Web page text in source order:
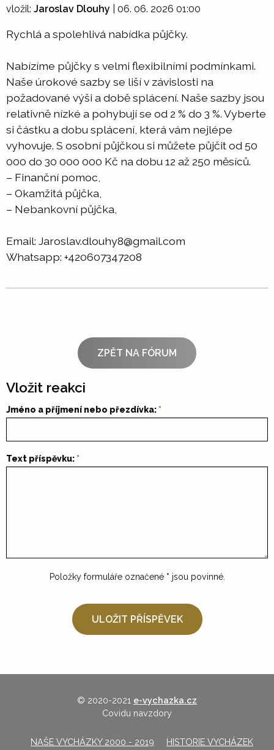
vložil: Jaroslav Dlouhy 06. 06. 2026 01:00
Rychlá a spolehlivá nabídka půjčky.
Nabízíme půjčky s velmi flexibilními podmínkami.
Naše úrokové sazby se liší v závislosti na
požadované výši a době splácení. Naše sazby jsou
relativně nízké a pohybují se od 2 % do 3 %. Vyberte
si částku a dobu splácení, která vám nejlépe
vyhovuje. S osobní půjčkou si můžete půjčit od 50
000 do 30 000 000 Kč na dobu 12 až 250 měsíců.
– Finanční pomoc,
– Okamžitá půjčka,
– Nebankovní půjčka,
Email: Jaroslav.dlouhy8@gmail.com
Whatsapp: +420607347208
ZPĚT NA FÓRUM
Vložit reakci
Jméno a příjmení nebo přezdívka:
Text příspěvku:
Položky formuláře označené * jsou povinné.
© 2020-2021 e-vychazka.cz
Covidu navzdory
NAŠE VYCHÁZKY 2000 - 2019 HISTORIE VYCHÁZEK